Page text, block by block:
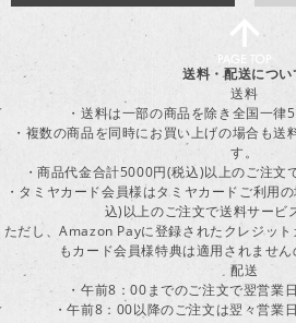
送料・配送につい
送料
・送料は一部の商品を除き全国一律
・複数の商品を同時にお買い上げの場合も
す。
・商品代金合計5000円(税込)以上のご注文
・タミヤカード会員様はタミヤカードご利用
込)以上のご注文で送料サービ
ただし、Amazon Payに登録されたクレジッ
もカード会員様特典は適用されません
配送
・午前8：00までのご注文で翌営業
・午前8：00以降のご注文は翌々営業